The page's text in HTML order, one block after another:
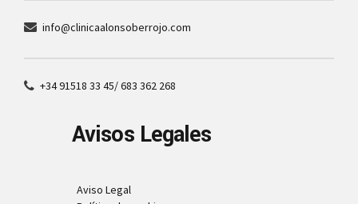
info@clinicaalonsoberrojo.com
+34 91518 33 45/ 683 362 268
Avisos Legales
Aviso Legal